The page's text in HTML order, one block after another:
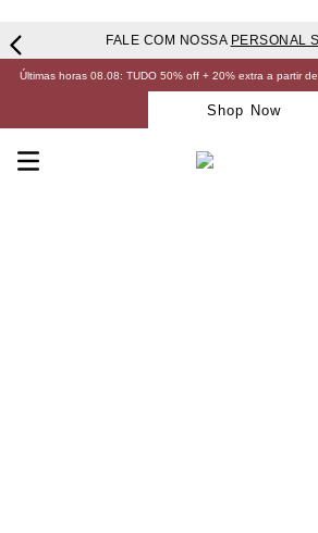
FALE COM NOSSA PERSONAL
Últimas horas 08.08: TUDO 50% off + 20% extra a partir
Shop Now